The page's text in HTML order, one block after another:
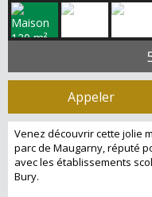
Appeler
Venez découvrir cette jolie
parc de Maugarny, réputé
avec les établissements
Bury.